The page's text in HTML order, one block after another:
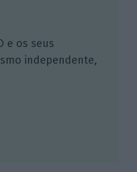
e os seus
independente,